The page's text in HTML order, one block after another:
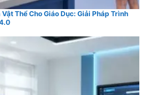
Thể Cho Giáo Dục: Giải Pháp Trình